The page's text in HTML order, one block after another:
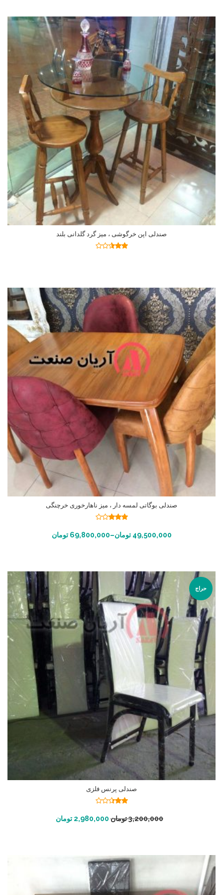
صندلی اپن خرگوشی ، میز گرد گلدانی بلند
اطلاعات بیشتر
صندلی بوگاتی لمسه دار ، میز ناهارخوری خرچنگی
5
49,500,000 تومان–
69,800,000 تومان انتخاب گزینه ها
حراج
صندلی پرنس فلزی
از 5 3,200,000تومان 2,980,000 تومان افزودن به سبد خرید